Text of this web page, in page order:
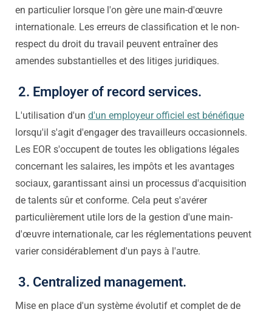
en particulier lorsque l'on gère une main-d'œuvre
internationale. Les erreurs de classification et le non-
respect du droit du travail peuvent entraîner des
amendes substantielles et des litiges juridiques.
2. Employer of record services.
L'utilisation d'un d'un employeur officiel est bénéfique
lorsqu'il s'agit d'engager des travailleurs occasionnels.
Les EOR s'occupent de toutes les obligations légales
concernant les salaires, les impôts et les avantages
sociaux, garantissant ainsi un processus d'acquisition
de talents sûr et conforme. Cela peut s'avérer
particulièrement utile lors de la gestion d'une main-
d'œuvre internationale, car les réglementations peuvent
varier considérablement d'un pays à l'autre.
3. Centralized management.
Mise en place d'un système évolutif et complet de de